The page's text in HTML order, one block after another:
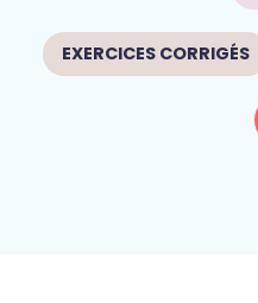
EXERCICES CORRIGÉS